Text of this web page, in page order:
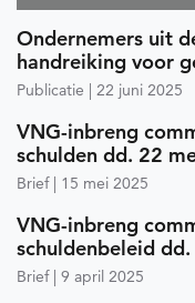
Ondernemers uit
handreiking voor
Publicatie 22 juni 2025
VNG-inbreng
schulden dd. 22
Brief 15 mei 2025
VNG-inbreng
schuldenbeleid
Brief 9 april 2025